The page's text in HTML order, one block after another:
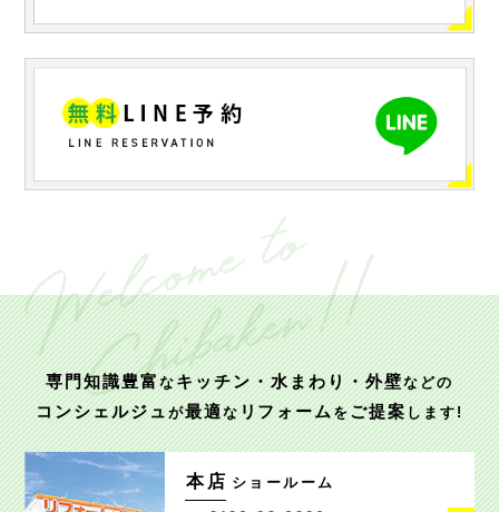
専門知識豊富なキッチン・水まわり・外壁などの
コンシェルジュが最適なリフォームをご提案します!
本店 ショールーム